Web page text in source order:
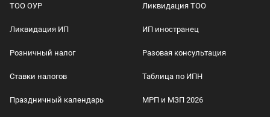
ТОО ОУР Ликвидация ТОО
Ликвидация ИП ИП иностранец
Розничный налог Разовая консультация
Ставки налогов Таблица по ИПН
Праздничный календарь МРП и МЗП 2026